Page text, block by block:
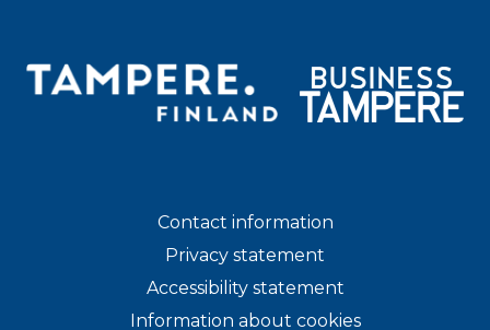
Contact information
Privacy statement
Accessibility statement
Information about cookies